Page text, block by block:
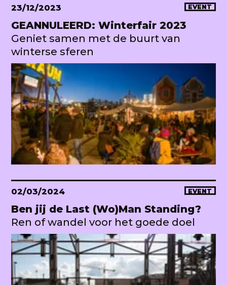
23/12/2023 EVENT
GEANNULEERD: Winterfair 2023
Geniet samen met de buurt van
winterse sferen
02/03/2024 EVENT
Ben jij de Last (Wo)Man Standing?
Ren of wandel voor het goede doel